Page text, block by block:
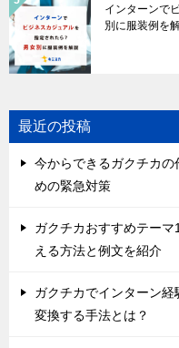
インターンで
別に服装例を
最近の投稿
今からできるガクチカ
めの緊急対策
ガクチカおすすめテー
える方法と例文を紹介
ガクチカでインターン
変換する手法とは？